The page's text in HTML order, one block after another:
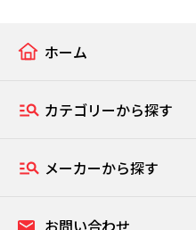
ホーム
カテゴリーから探す
メーカーから探す
お問い合わせ